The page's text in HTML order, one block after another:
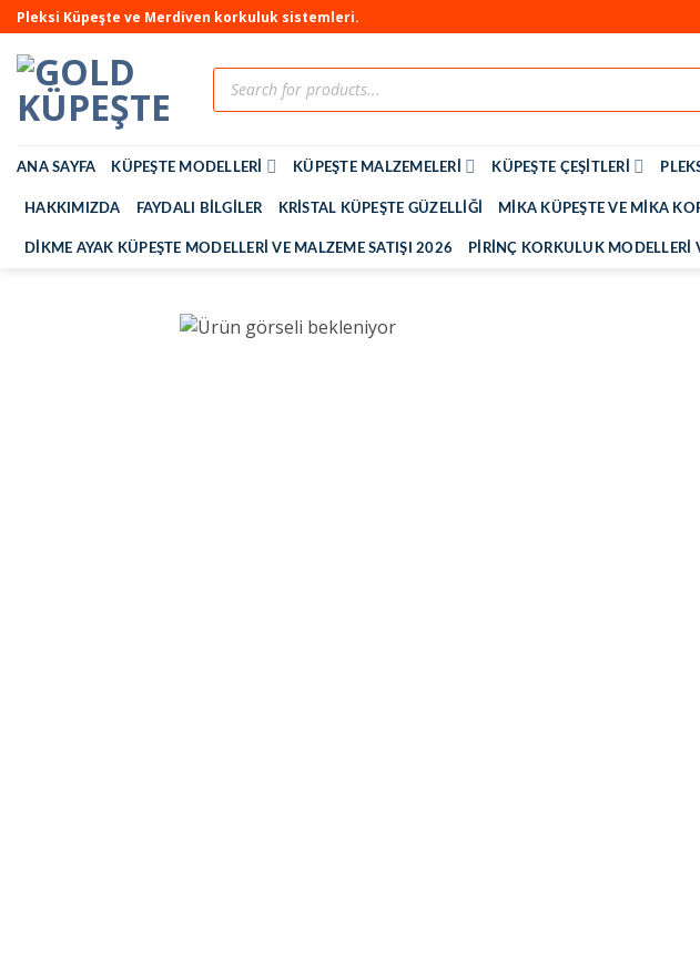
Pleksi Küpeşte ve Merdiven korkuluk sistemleri.
ANA SAYFA KÜPEŞTE MODELLERI KÜPEŞTE MALZEMELERI KÜPEŞTE ÇEŞITLERI
HAKKIMIZDA FAYDALI BILGILER KRISTAL KÜPEŞTE GÜZELLIĞI MIKA KÜPEŞTE VE MIKA
DIKME AYAK KÜPEŞTE MODELLERI VE MALZEME SATIŞI 2026 PIRINÇ KORKULUK MODELLERI